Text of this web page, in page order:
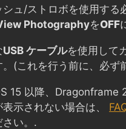
シュ/ストロボを使用する
PhotographyをOFF
USB ケーブルを使用して
。(これを行う前に、必ず
15 以降、Dragonframe
表示されない場合は、
さい。.